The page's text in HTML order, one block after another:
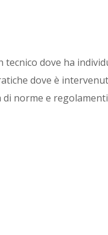
tecnico dove ha
dove è
di norme e